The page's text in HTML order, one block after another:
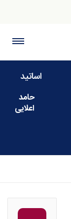
اساتید
حامد
اعلایی